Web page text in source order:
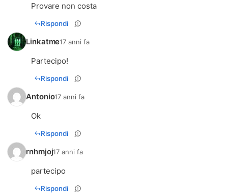
Provare non costa
Rispondi
Linkatme17 anni fa
Partecipo!
Rispondi
Antonio17 anni fa
Ok
Rispondi
rnhmjoj17 anni fa
partecipo
Rispondi